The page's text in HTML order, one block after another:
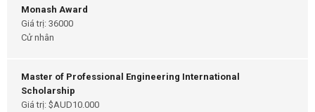
Monash Award
Giá trị: 36000
Cử nhân
Master of Professional Engineering International
Scholarship
Giá trị: $AUD10.000